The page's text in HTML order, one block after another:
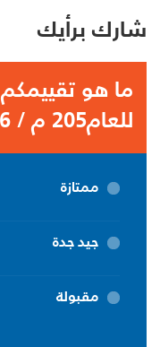
شارك برأيك
ما هو
للعام205 م / 1446 هـ ؟
ممتازة
جيد جدة
مقبولة